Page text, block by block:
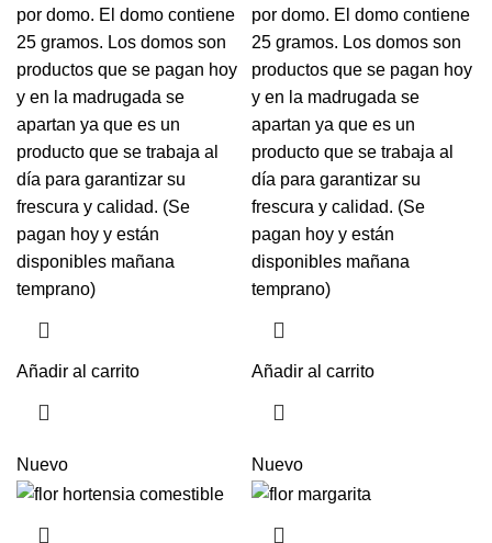
por domo. El domo contiene
25 gramos. Los domos son
productos que se pagan hoy
y en la madrugada se
apartan ya que es un
producto que se trabaja al
día para garantizar su
frescura y calidad. (Se
pagan hoy y están
disponibles mañana
temprano)
Añadir al carrito
por domo. El domo contiene
25 gramos. Los domos son
productos que se pagan hoy
y en la madrugada se
apartan ya que es un
producto que se trabaja al
día para garantizar su
frescura y calidad. (Se
pagan hoy y están
disponibles mañana
temprano)
Añadir al carrito
Nuevo Nuevo